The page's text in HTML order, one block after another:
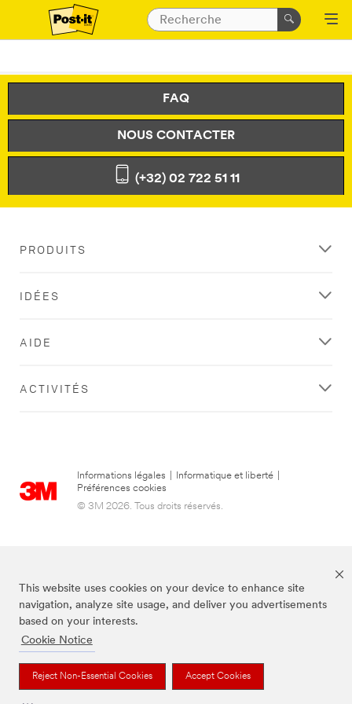
This website uses cookies on your device to enhance site
navigation, analyze site usage, and deliver you advertisements
based on your interests.
Cookie Notice
Reject Non-Essential Cookies Accept Cookies
FAQ
NOUS CONTACTER
(+32) 02 722 51 11
PRODUITS
IDÉES
AIDE
ACTIVITÉS
Informations légales Informatique et liberté
Préférences cookies
© 3M 2026. Tous droits réservés.
de 3M.